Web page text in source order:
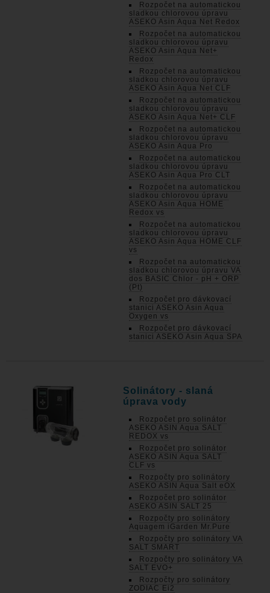
Rozpočet na automatickou
sladkou chlorovou úpravu
ASEKO Asin Aqua Net Redox
Rozpočet na automatickou
sladkou chlorovou úpravu
ASEKO Asin Aqua Net+
Redox
Rozpočet na automatickou
sladkou chlorovou úpravu
ASEKO Asin Aqua Net CLF
Rozpočet na automatickou
sladkou chlorovou úpravu
ASEKO Asin Aqua Net+ CLF
Rozpočet na automatickou
sladkou chlorovou úpravu
ASEKO Asin Aqua Pro
Rozpočet na automatickou
sladkou chlorovou úpravu
ASEKO Asin Aqua Pro CLT
Rozpočet na automatickou
sladkou chlorovou úpravu
ASEKO Asin Aqua HOME
Redox vs
Rozpočet na automatickou
sladkou chlorovou úpravu
ASEKO Asin Aqua HOME CLF
vs
Rozpočet na automatickou
sladkou chlorovou úpravu VA
dos BASIC Chlor - pH + ORP
(Pt)
Rozpočet pro dávkovací
stanici ASEKO Asin Aqua
Oxygen vs
Rozpočet pro dávkovací
stanici ASEKO Asin Aqua SPA
Solinátory - slaná
úprava vody
Rozpočet pro solinátor
ASEKO ASIN Aqua SALT
REDOX vs
Rozpočet pro solinátor
ASEKO ASIN Aqua SALT
CLF vs
Rozpočty pro solinátory
ASEKO ASIN Aqua Salt eOX
Rozpočet pro solinátor
ASEKO ASIN SALT 25
Rozpočty pro solinátory
Aquagem iGarden Mr.Pure
Rozpočty pro solinátory VA
SALT SMART
Rozpočty pro solinátory VA
SALT EVO+
Rozpočty pro solinátory
ZODIAC Ei2